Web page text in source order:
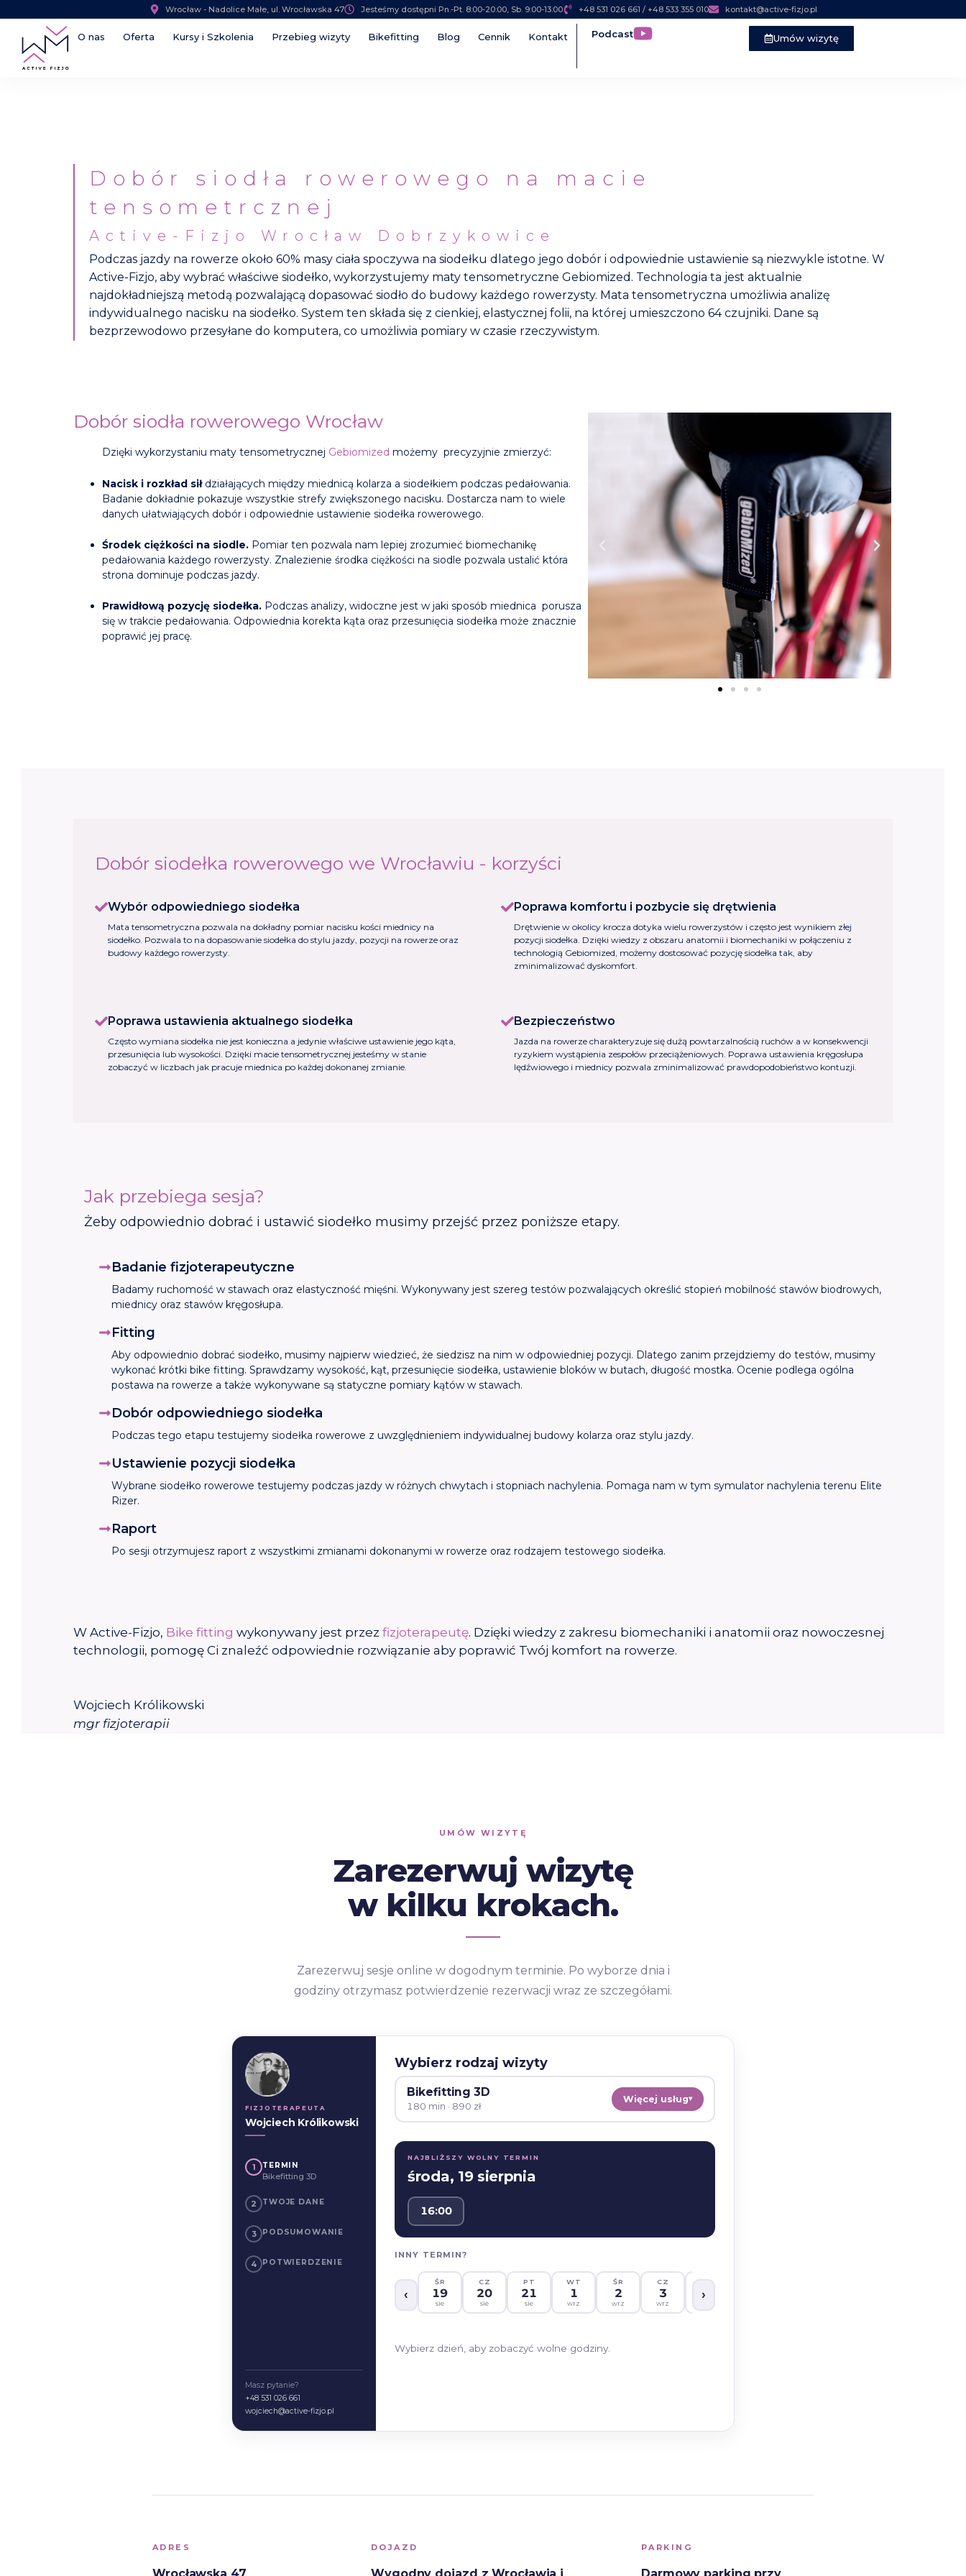
Wrocław - Nadolice Małe, ul. Wrocławska 47 Jesteśmy dostępni Pn.-Pt. 8:00-20:00, Sb. 9:00-13:00 ‭+48 531 026 661‬ / +48 533 355 010 kontakt@active-fizjo.pl
O nas Oferta Kursy i Szkolenia Przebieg wizyty Bikefitting Blog Cennik Kontakt Podcast Umów wizytę
Dobór siodła rowerowego na macie
tensometrcznej
Active-Fizjo Wrocław Dobrzykowice
Podczas jazdy na rowerze około 60% masy ciała spoczywa na siodełku dlatego jego dobór i odpowiednie ustawienie są niezwykle istotne. W
Active-Fizjo, aby wybrać właściwe siodełko, wykorzystujemy maty tensometryczne Gebiomized. Technologia ta jest aktualnie
najdokładniejszą metodą pozwalającą dopasować siodło do budowy każdego rowerzysty. Mata tensometryczna umożliwia analizę
indywidualnego nacisku na siodełko. System ten składa się z cienkiej, elastycznej folii, na której umieszczono 64 czujniki. Dane są
bezprzewodowo przesyłane do komputera, co umożliwia pomiary w czasie rzeczywistym.
Dobór siodła rowerowego Wrocław
Dzięki wykorzystaniu maty tensometrycznej Gebiomized możemy precyzyjnie zmierzyć:
Nacisk i rozkład siłdziałających między miednicą kolarza a siodełkiem podczas pedałowania.
Badanie dokładnie pokazuje wszystkie strefy zwiększonego nacisku. Dostarcza nam to wiele
danych ułatwiających dobór i odpowiednie ustawienie siodełka rowerowego.
Środek ciężkości na siodle. Pomiar ten pozwala nam lepiej zrozumieć biomechanikę
pedałowania każdego rowerzysty. Znalezienie środka ciężkości na siodle pozwala ustalić która
strona dominuje podczas jazdy.
Prawidłową pozycję siodełka. Podczas analizy, widoczne jest w jaki sposób miednica porusza
się w trakcie pedałowania. Odpowiednia korekta kąta oraz przesunięcia siodełka może znacznie
poprawić jej pracę.
Dobór siodełka rowerowego we Wrocławiu - korzyści
Wybór odpowiedniego siodełka
Mata tensometryczna pozwala na dokładny pomiar nacisku kości miednicy na
siodełko. Pozwala to na dopasowanie siodełka do stylu jazdy, pozycji na rowerze oraz
budowy każdego rowerzysty.
Poprawa komfortu i pozbycie się drętwienia
Drętwienie w okolicy krocza dotyka wielu rowerzystów i często jest wynikiem złej
pozycji siodełka. Dzięki wiedzy z obszaru anatomii i biomechaniki w połączeniu z
technologią Gebiomized, możemy dostosować pozycję siodełka tak, aby
zminimalizować dyskomfort.
Poprawa ustawienia aktualnego siodełka
Często wymiana siodełka nie jest konieczna a jedynie właściwe ustawienie jego kąta,
przesunięcia lub wysokości. Dzięki macie tensometrycznej jesteśmy w stanie
zobaczyć w liczbach jak pracuje miednica po każdej dokonanej zmianie.
Bezpieczeństwo
Jazda na rowerze charakteryzuje się dużą powtarzalnością ruchów a w konsekwencji
ryzykiem wystąpienia zespołów przeciążeniowych. Poprawa ustawienia kręgosłupa
lędźwiowego i miednicy pozwala zminimalizować prawdopodobieństwo kontuzji.
Jak przebiega sesja?
Żeby odpowiednio dobrać i ustawić siodełko musimy przejść przez poniższe etapy.
Badanie fizjoterapeutyczne
Badamy ruchomość w stawach oraz elastyczność mięśni. Wykonywany jest szereg testów pozwalających określić stopień mobilność stawów biodrowych,
miednicy oraz stawów kręgosłupa.
Fitting
Aby odpowiednio dobrać siodełko, musimy najpierw wiedzieć, że siedzisz na nim w odpowiedniej pozycji. Dlatego zanim przejdziemy do testów, musimy
wykonać krótki bike fitting. Sprawdzamy wysokość, kąt, przesunięcie siodełka, ustawienie bloków w butach, długość mostka. Ocenie podlega ogólna
postawa na rowerze a także wykonywane są statyczne pomiary kątów w stawach.
Dobór odpowiedniego siodełka
Podczas tego etapu testujemy siodełka rowerowe z uwzględnieniem indywidualnej budowy kolarza oraz stylu jazdy.
Ustawienie pozycji siodełka
Wybrane siodełko rowerowe testujemy podczas jazdy w różnych chwytach i stopniach nachylenia. Pomaga nam w tym symulator nachylenia terenu Elite
Rizer.
Raport
Po sesji otrzymujesz raport z wszystkimi zmianami dokonanymi w rowerze oraz rodzajem testowego siodełka.
W Active-Fizjo, Bike fitting wykonywany jest przez fizjoterapeutę. Dzięki wiedzy z zakresu biomechaniki i anatomii oraz nowoczesnej
technologii, pomogę Ci znaleźć odpowiednie rozwiązanie aby poprawić Twój komfort na rowerze.
Wojciech Królikowski
mgr fizjoterapii
UMÓW WIZYTĘ
Zarezerwuj wizytę
w kilku krokach.
Zarezerwuj sesje online w dogodnym terminie. Po wyborze dnia i
godziny otrzymasz potwierdzenie rezerwacji wraz ze szczegółami.
ADRES
Wrocławska 47
DOJAZD
Wygodny dojazd z Wrocławia i
PARKING
Darmowy parking przy